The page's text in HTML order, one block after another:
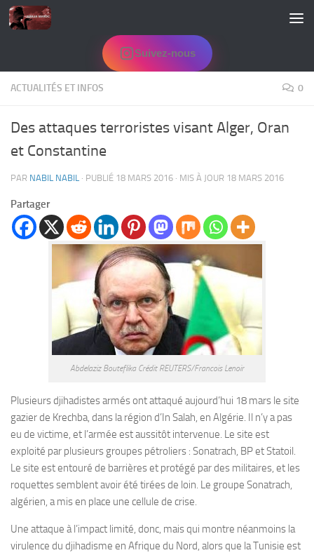
Skip to content
Suivez-nous
ACTUALITÉS ET INFOS 0
Des attaques terroristes visant Alger, Oran
et Constantine
PAR NABIL NABIL · PUBLIÉ 18 MARS 2016 · MIS À JOUR 18 MARS 2016
Partager
Abdelaziz Bouteflika Crédit REUTERS/Francois Lenoir
Plusieurs djihadistes armés ont attaqué aujourd’hui 18 mars le site
gazier de Krechba, dans la région d’In Salah, en Algérie. Il n’y a pas
eu de victime, et l’armée est aussitôt intervenue. Le site est
exploité par plusieurs groupes pétroliers : Sonatrach, BP et Statoil.
Le site est entouré de barrières et protégé par des militaires, et les
roquettes semblent avoir été tirées de loin. Le groupe Sonatrach,
algérien, a mis en place une cellule de crise.
Une attaque à l’impact limité, donc, mais qui montre néanmoins la
virulence du djihadisme en Afrique du Nord, alors que la Tunisie est